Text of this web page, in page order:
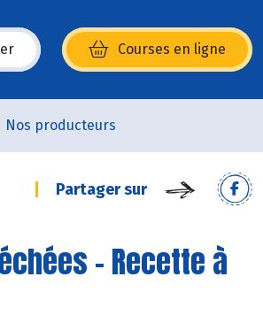
Courses en ligne
nouvelle fenêtre)
Nos producteurs
Partager sur
- Recette à